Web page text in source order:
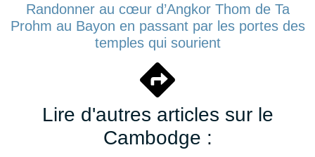
Randonner au cœur d’Angkor Thom de Ta
Prohm au Bayon en passant par les portes des
temples qui sourient
Lire d'autres articles sur le
Cambodge :